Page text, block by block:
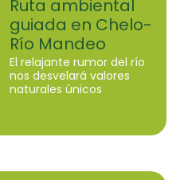
Ruta ambiental
guiada en Chelo-
Río Mandeo
El relajante rumor del río
nos desvelará valores
naturales únicos